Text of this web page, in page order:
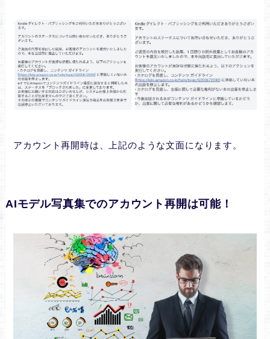
アカウント再開時は、上記のような文面になります。
AIモデル写真集でのアカウント再開は可能！